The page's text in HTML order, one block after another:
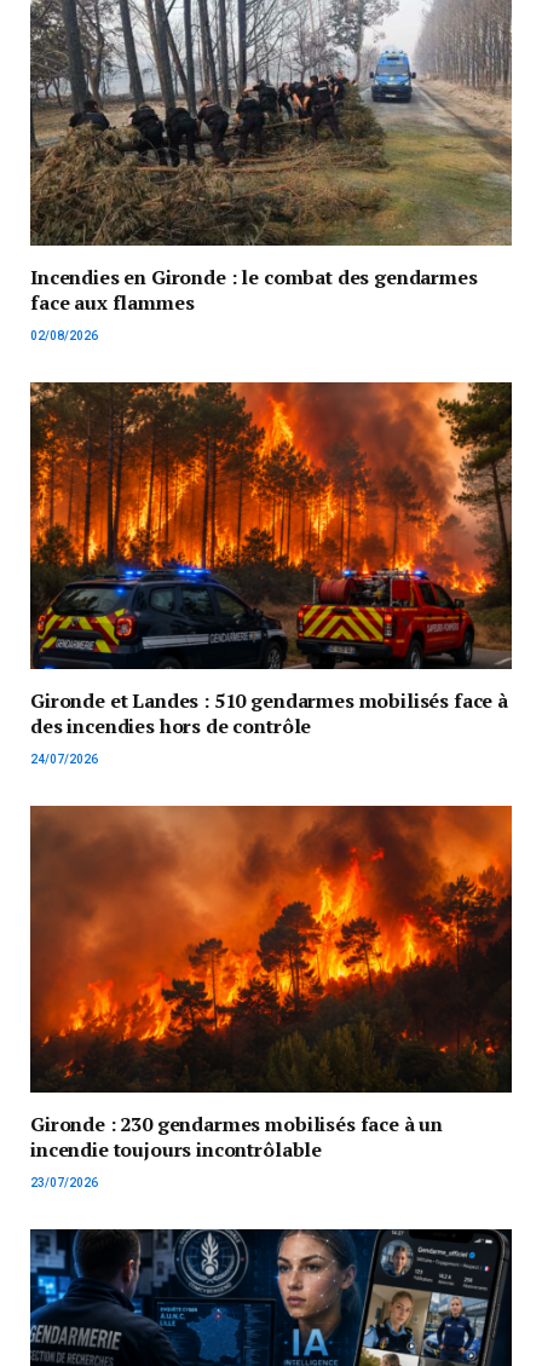
Incendies en Gironde : le combat des gendarmes
face aux flammes
02/08/2026
Gironde et Landes : 510 gendarmes mobilisés face à
des incendies hors de contrôle
24/07/2026
Gironde : 230 gendarmes mobilisés face à un
incendie toujours incontrôlable
23/07/2026